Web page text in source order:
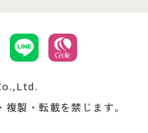
社案内
サイトマップ
お支払は
忘れの場合
製・転載を禁じます。